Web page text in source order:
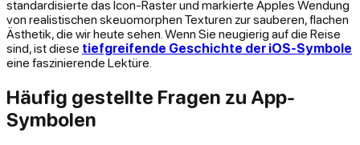
standardisierte das Icon-Raster und markierte Apples Wendung
von realistischen skeuomorphen Texturen zur sauberen, flachen
Ästhetik, die wir heute sehen. Wenn Sie neugierig auf die Reise
sind, ist diese tiefgreifende Geschichte der iOS-Symbole
eine faszinierende Lektüre.
Häufig gestellte Fragen zu App-
Symbolen